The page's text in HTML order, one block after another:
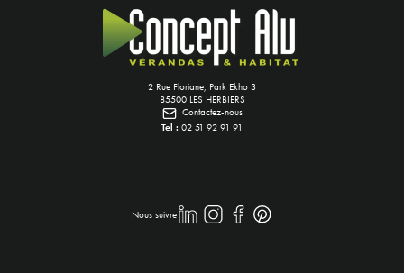
2 Rue Floriane, Park Ekho 3
85500 LES HERBIERS
Contactez-nous
Tel : 02 51 92 91 91
Nous suivre